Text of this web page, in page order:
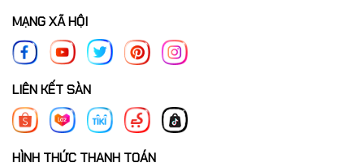
MẠNG XÃ HỘI
LIÊN KẾT SÀN
HÌNH THỨC THANH TOÁN